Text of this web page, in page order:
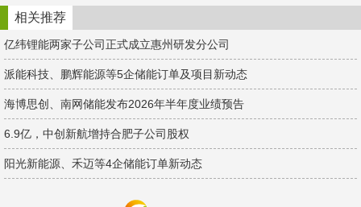
t
e
b
o
d
n
相关推荐
亿纬锂能两家子公司正式成立惠州研发分公司
派能科技、鹏辉能源等5企储能订单及项目新动态
海博思创、南网储能发布2026年半年度业绩预告
6.9亿，中创新航增持合肥子公司股权
阳光新能源、禾迈等4企储能订单新动态